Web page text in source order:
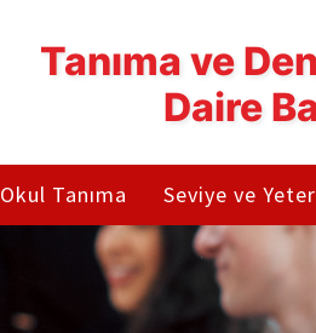
Tanıma ve
Daire
Seviye ve
Okul Tanıma